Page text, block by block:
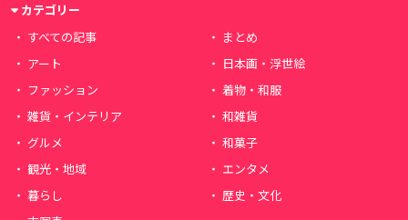
カテゴリー
すべての記事
まとめ
アート
日本画・浮世絵
ファッション
着物・和服
雑貨・インテリア
和雑貨
グルメ
和菓子
観光・地域
エンタメ
暮らし
歴史・文化